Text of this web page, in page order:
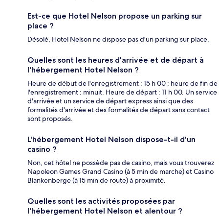
Est-ce que Hotel Nelson propose un parking sur
place ?
Désolé, Hotel Nelson ne dispose pas d'un parking sur place.
Quelles sont les heures d'arrivée et de départ à
l'hébergement Hotel Nelson ?
Heure de début de l'enregistrement : 15 h 00 ; heure de fin de
l'enregistrement : minuit. Heure de départ : 11 h 00. Un service
d'arrivée et un service de départ express ainsi que des
formalités d'arrivée et des formalités de départ sans contact
sont proposés.
L'hébergement Hotel Nelson dispose-t-il d'un
casino ?
Non, cet hôtel ne possède pas de casino, mais vous trouverez
Napoleon Games Grand Casino (à 5 min de marche) et Casino
Blankenberge (à 15 min de route) à proximité.
Quelles sont les activités proposées par
l'hébergement Hotel Nelson et alentour ?